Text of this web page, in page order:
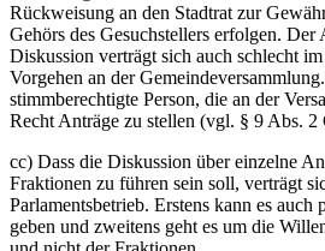
Rückweisung an den Stadtrat zur
Gehörs des Gesuchstellers erfolgen. Der
Diskussion verträgt sich auch schlecht
Vorgehen an der
stimmberechtigte Person, die an der
Recht Anträge zu stellen (vgl. § 9 Abs. 2
cc) Dass die Diskussion über einzelne
Fraktionen zu führen sein soll, verträgt
Parlamentsbetrieb. Erstens kann es auch
geben und zweitens geht es um die